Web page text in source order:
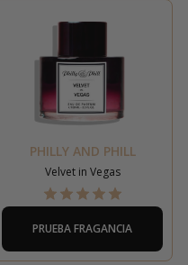
PHILLY AND PHILL
Velvet in Vegas
PRUEBA FRAGANCIA